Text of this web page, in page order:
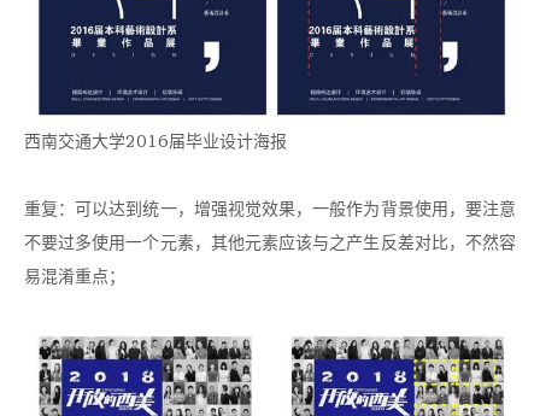
西南交通大学2016届毕业设计海报
重复：可以达到统一，增强视觉效果，一般作为背景使用，要注意
不要过多使用一个元素，其他元素应该与之产生反差对比，不然容
易混淆重点；